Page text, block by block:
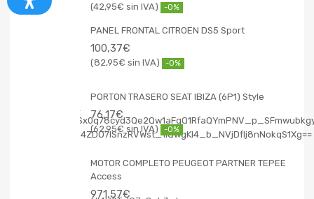
42,95€ -0%
PANEL FRONTAL CITROEN DS5 Sport
100,37€
82,95€ -0%
PORTON TRASERO SEAT IBIZA (6P1) Style
76,17€
62,95€ -0%
MOTOR COMPLETO PEUGEOT PARTNER TEPEE
Access
971,57€